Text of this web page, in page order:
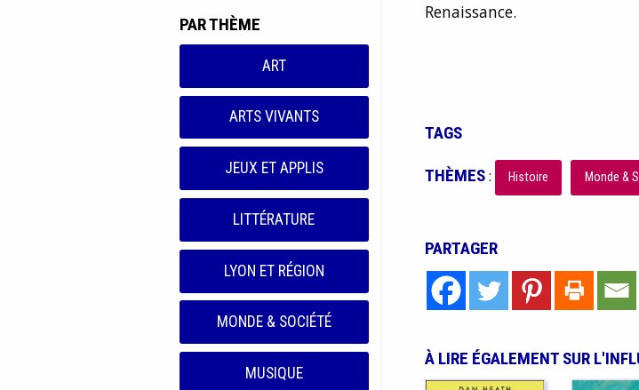
PAR THÈME
ART
ARTS VIVANTS
JEUX ET APPLIS
LITTÉRATURE
LYON ET RÉGION
MONDE & SOCIÉTÉ
MUSIQUE
Renaissance.
TAGS
THÈMES: Histoire Monde &
PARTAGER
À LIRE ÉGALEMENT SUR